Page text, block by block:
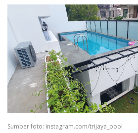
Sumber foto: instagram.com/trijaya_pool